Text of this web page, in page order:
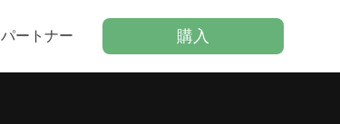
パートナー 購入